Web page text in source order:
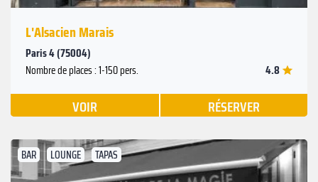
L'Alsacien Marais
Paris 4 (75004)
Nombre de places : 1-150 pers. 4.8
VOIR RÉSERVER
BAR LOUNGE TAPAS